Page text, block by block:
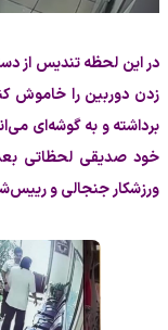
در این لحظه تندیس از
زدن دوربین را خاموش
برداشته و به گوشه‌ای
خود صدیقی لحظاتی بعد
ورزشکار جنجالی و